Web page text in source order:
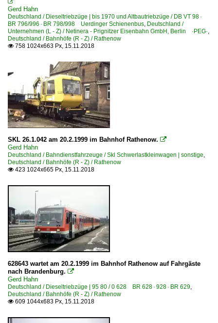
Metronom Eisenbahngesellschaft mbH, Uelzen ·ME·
Mindener Kreisbahnen GmbH ·MKB·
Mittelweserbahn GmbH, Bruchhausen-Vilsen ·MWB·
Muldental-Eisenbahnverkehrsgesellschaft mbH, Zwickau
Netinera - Prignitzer Eisenbahn GmbH, Berlin ·PEG·
Ostdeutsche Eisenbahn GmbH, Parchim ·ODEG·
Osthannoversche Eisenbahnen AG, Celle ·OHE·
PRESS Eisenbahn-Bau- und Betriebsgesellschaft
Regentalbahn AG - vlexx GmbH, Mainz ·LBVX·
Spitzke Logistik GmbH, Großbeeren ·SLG·
Transdev GmbH - Mitteldeutsche Regiobahn ·MRB·
Transdev GmbH - NordWestBahn ·NWB·
TX Logistik AG, Troisdorf ·TXL·
Wedler Franz Logistik GmbH & Co. KG, Potsdam ·WFL·
Westfälische Landes-Eisenbahn GmbH, Lippstadt ·WLE·
Unternehmen | historisch
Gerd Hahn
Deutschland / Dieseltriebzüge | bis 1970 und Altbautriebzüge / DB VT 98 ·
BR 796/996 · BR 798/998 Uerdinger Schienenbus, Deutschland /
Unternehmen (L - Z) / Netinera - Prignitzer Eisenbahn GmbH, Berlin ·PEG·,
Deutschland / Bahnhöfe (R - Z) / Rathenow
 758 1024x663 Px, 15.11.2018
SKL 26.1.042 am 20.2.1999 im Bahnhof Rathenow. 
Gerd Hahn
Deutschland / Bahndienstfahrzeuge / Skl Schwerlastkleinwagen | sonstige,
Deutschland / Bahnhöfe (R - Z) / Rathenow
 423 1024x665 Px, 15.11.2018
628643 wartet am 20.2.1999 im Bahnhof Rathenow auf Fahrgäste
nach Brandenburg. 
Gerd Hahn
Deutschland / Dieseltriebzüge | 95 80 / 0 628 BR 628 · 928 · BR 629,
Deutschland / Bahnhöfe (R - Z) / Rathenow
 609 1044x683 Px, 15.11.2018